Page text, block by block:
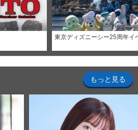
東京ディズニーシー25周年イ
もっと見る